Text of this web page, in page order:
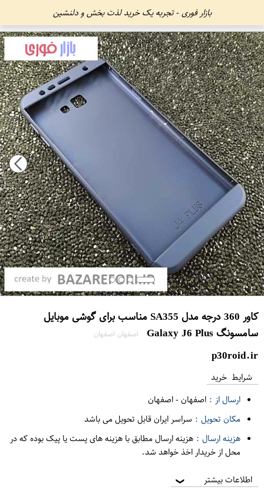
بازار فوری - تجربه یک خرید لذت بخش و دلنشین
کاور 360 درجه مدل SA355 مناسب برای گوشی موبایل
سامسونگ Galaxy J6 Plus
اصفهان اصفهان
p30roid.ir
شرایط خرید
ارسال از : اصفهان-اصفهان
مکان تحویل : سراسر ایران قابل تحویل می باشد
هزینه ارسال : هزینه ارسال مطابق با هزینه های پست یا پیک بوده که در
محل از خریدار اخذ خواهد شد.
اطلاعات بیشتر ❯